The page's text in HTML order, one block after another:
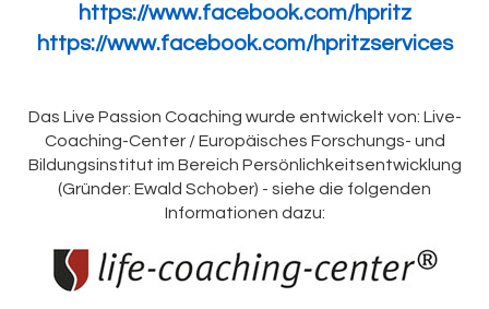
https://www.facebook.com/hpritz
https://www.facebook.com/hpritzservices
Das Live Passion Coaching wurde entwickelt von: Live-
Coaching-Center / Europäisches Forschungs- und
Bildungsinstitut im Bereich Persönlichkeitsentwicklung
(Gründer: Ewald Schober) - siehe die folgenden
Informationen dazu: